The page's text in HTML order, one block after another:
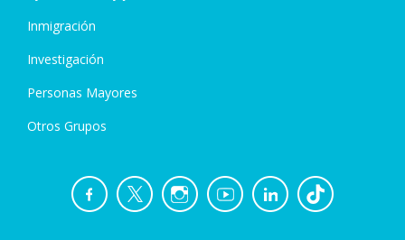
Inmigración
Investigación
Personas Mayores
Otros Grupos